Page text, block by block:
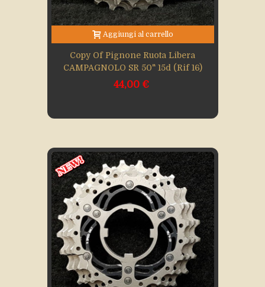
Aggiungi al carrello
Copy Of Pignone Ruota Libera
CAMPAGNOLO SR 50" 15d (Rif 16)
44,00 €